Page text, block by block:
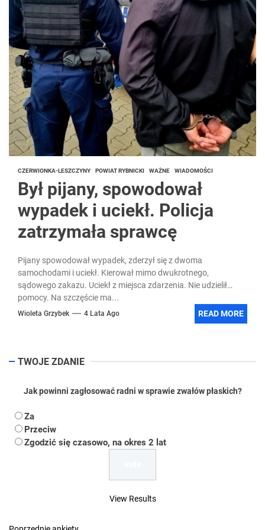
CZERWIONKA-LESZCZYNY POWIAT RYBNICKI WAŻNE WIADOMOŚCI
Był pijany, spowodował
wypadek i uciekł. Policja
zatrzymała sprawcę
Pijany spowodował wypadek, zderzył się z dwoma
samochodami i uciekł. Kierował mimo dwukrotnego,
sądowego zakazu. Uciekł z miejsca zdarzenia. Nie udzielił
pomocy. Na szczęście ma...
Wioleta Grzybek 4 Lata Ago READ MORE
TWOJE ZDANIE
Jak powinni zagłosować radni w sprawie zwałów płaskich?
Za
Przeciw
Zgodzić się czasowo, na okres 2 lat
View Results